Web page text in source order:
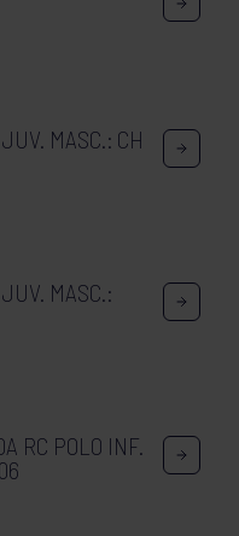
MASC.: CH
MASC.:
RC POLO INF.